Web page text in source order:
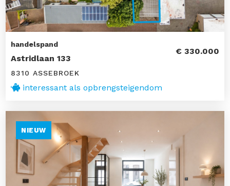
handelspand
Astridlaan 133
€ 330.000
8310 ASSEBROEK
interessant als opbrengsteigendom
NIEUW